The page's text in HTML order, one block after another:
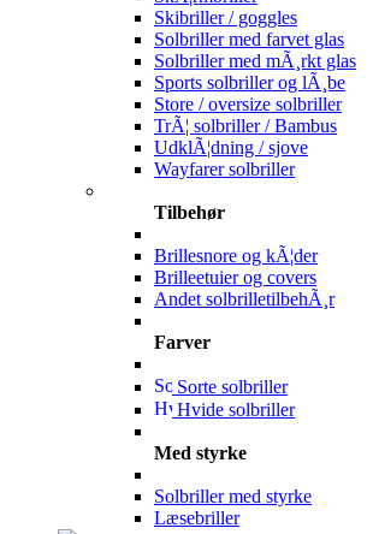
Skibriller / goggles
Solbriller med farvet glas
Solbriller med mÃ¸rkt glas
Sports solbriller og lÃ¸be
Store / oversize solbriller
TrÃ¦ solbriller / Bambus
UdklÃ¦dning / sjove
Wayfarer solbriller
Tilbehør
Brillesnore og kÃ¦der
Brilleetuier og covers
Andet solbrilletilbehÃ¸r
Farver
Sorte solbriller
Hvide solbriller
Med styrke
Solbriller med styrke
Læsebriller